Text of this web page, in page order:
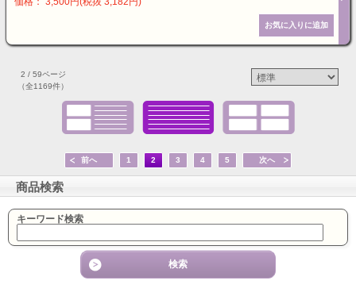
2 / 59ページ
（全1169件）
前へ 1 2 3 4 5 次へ
商品検索
キーワード検索